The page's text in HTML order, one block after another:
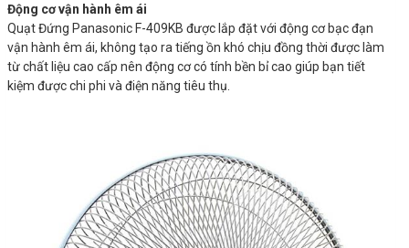
Động cơ vận hành êm ái
Quạt Đứng Panasonic F-409KB được lắp đặt với động cơ bạc đạn
vận hành êm ái, không tạo ra tiếng ồn khó chịu đồng thời được làm
từ chất liệu cao cấp nên động cơ có tính bền bỉ cao giúp bạn tiết
kiệm được chi phi và điện năng tiêu thụ.